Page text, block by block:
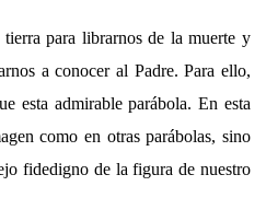
para librarnos de la muerte y
a conocer al Padre. Para ello,
esta admirable parábola. En esta
como en otras parábolas, sino
fidedigno de la figura de nuestro